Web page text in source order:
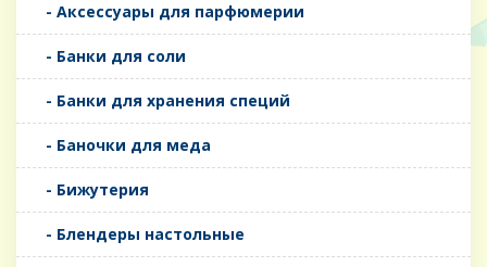
- Аксессуары для парфюмерии
- Банки для соли
- Банки для хранения специй
- Баночки для меда
- Бижутерия
- Блендеры настольные